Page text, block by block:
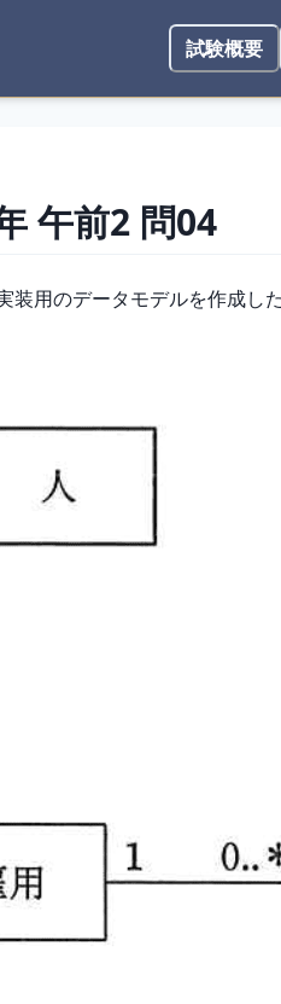
試験概要
午前2 問04
用のデータモデルを作成し